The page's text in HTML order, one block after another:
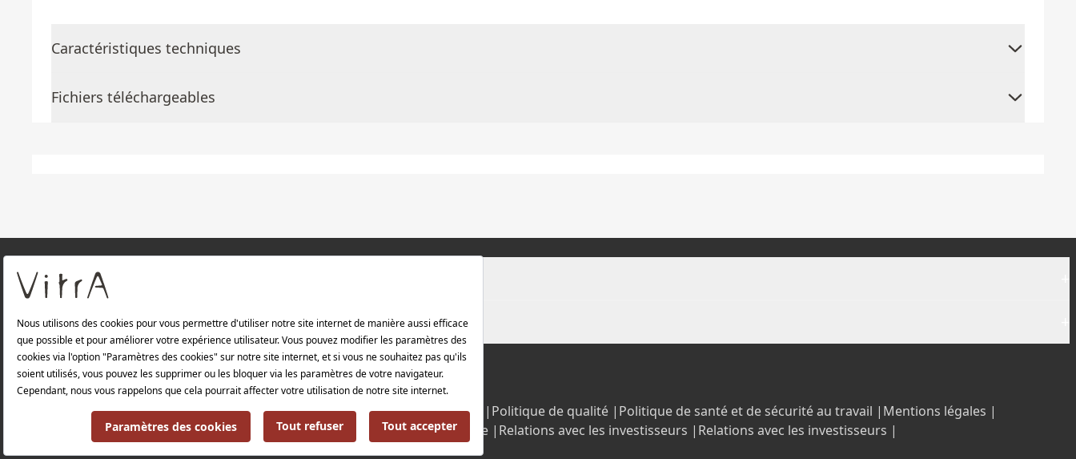
Caractéristiques techniques
Fichiers téléchargeables
À PROPOS DE NOUS
Produits
Politique de confidentialité et politique de protection des données | Politique de qualité | Politique de santé et de sécurité au travail | Mentions légales |
Politique environnementale |
Politique énergétique | Relations avec les investisseurs | Relations avec les investisseurs |